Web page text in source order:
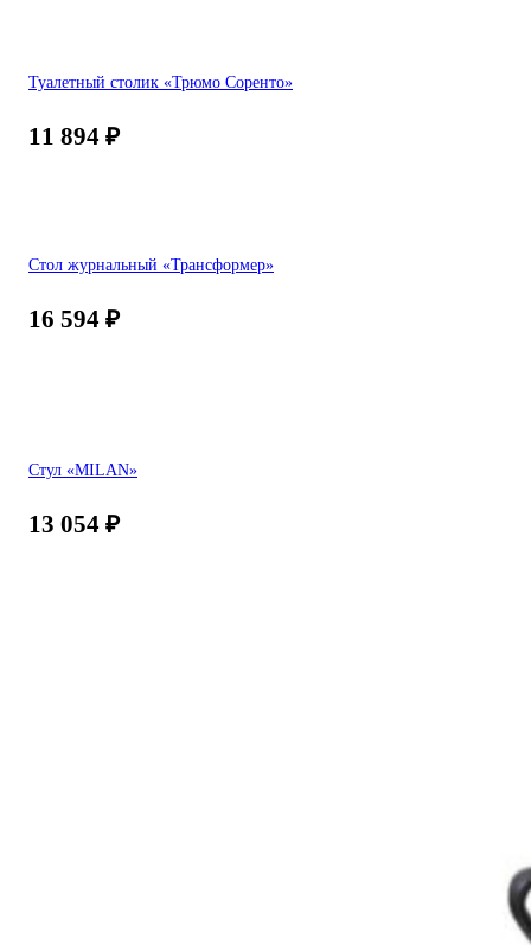
Туалетный столик «Трюмо Соренто»
11 894 ₽
Стол журнальный «Трансформер»
16 594 ₽
Стул «MILAN»
13 054 ₽